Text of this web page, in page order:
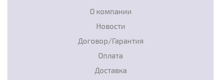
О компании
Новости
Договор/Гарантия
Оплата
Доставка